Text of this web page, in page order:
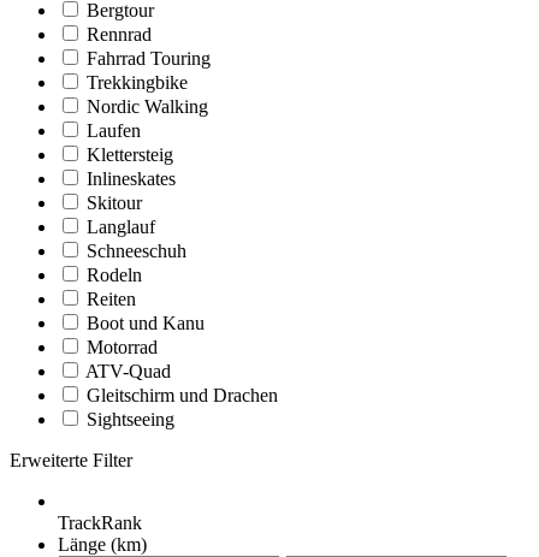
Bergtour
Rennrad
Fahrrad Touring
Trekkingbike
Nordic Walking
Laufen
Klettersteig
Inlineskates
Skitour
Langlauf
Schneeschuh
Rodeln
Reiten
Boot und Kanu
Motorrad
ATV-Quad
Gleitschirm und Drachen
Sightseeing
Erweiterte Filter
TrackRank
Länge (km)